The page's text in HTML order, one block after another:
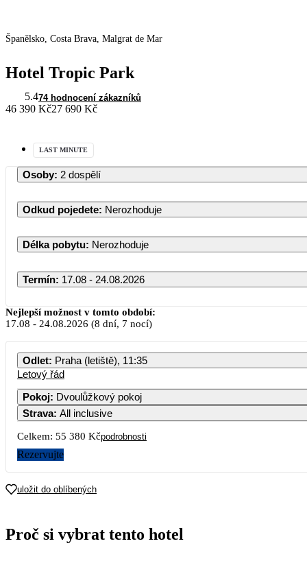
Španělsko, Costa Brava, Malgrat de Mar
Hotel Tropic Park
5.474 hodnocení zákazníků
46 390 Kč27 690 Kč
LAST MINUTE
Osoby: 2 dospělí
Odkud pojedete: Nerozhoduje
Délka pobytu: Nerozhoduje
Termín: 17.08 - 24.08.2026
Nejlepší možnost v tomto období:
17.08 - 24.08.2026 (8 dní, 7 nocí)
Odlet: Praha (letiště), 11:35
Letový řád
Pokoj: Dvoulůžkový pokoj
Strava: All inclusive
Celkem: 55 380 Kčpodrobnosti
Rezervujte
uložit do oblíbených
Proč si vybrat tento hotel